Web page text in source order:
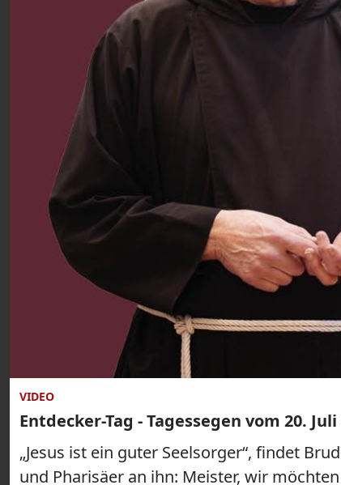
VIDEO
Entdecker-Tag - Tagessegen vom 20. Juli
„Jesus ist ein guter Seelsorger“, findet
und Pharisäer an ihn: Meister, wir